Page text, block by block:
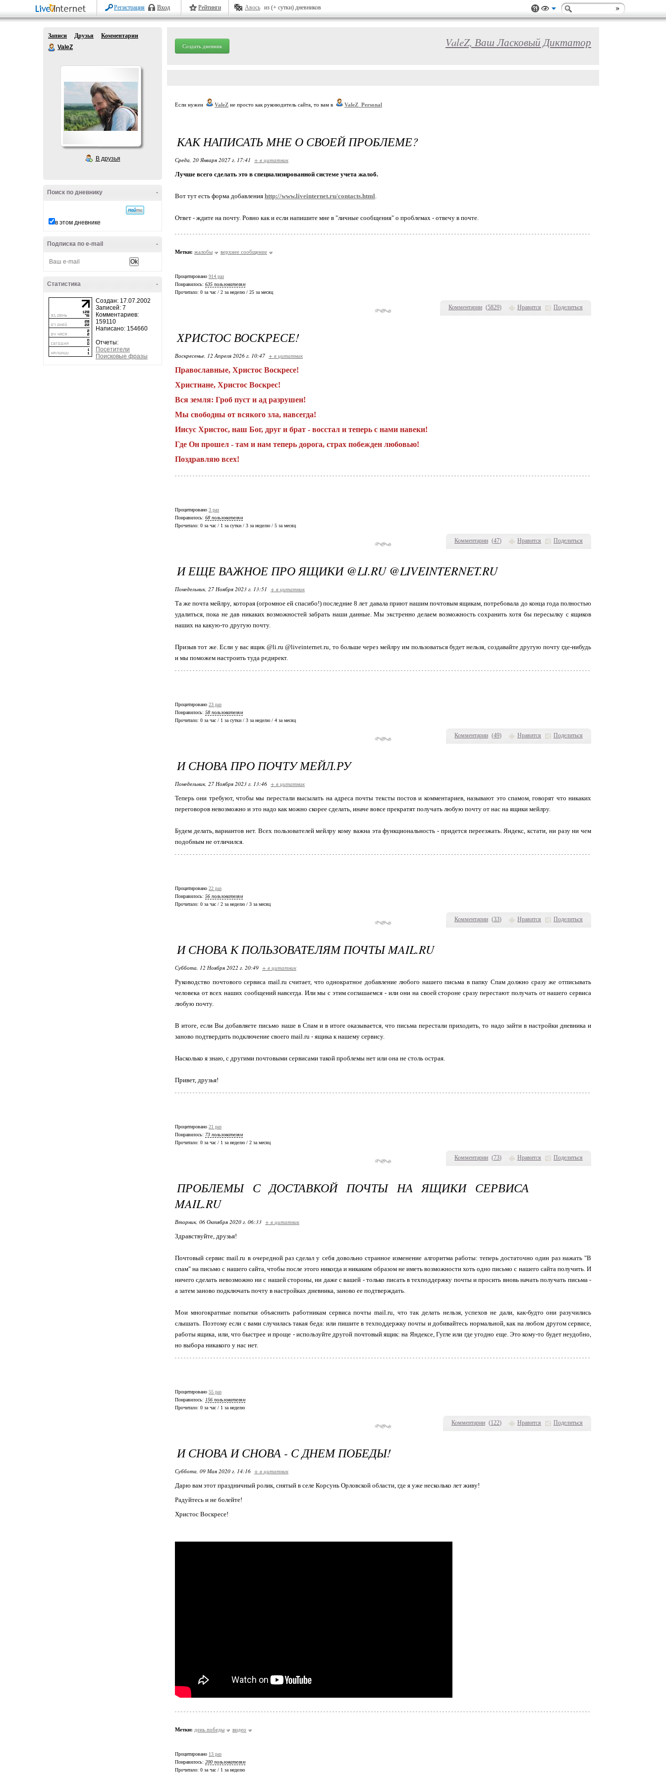
Регистрация Вход Рейтинги Авось из (+ сутки) дневников
Записи Друзья
Комментарии
ValeZ
В друзья
-
Поиск по дневнику
в этом дневнике
-
Подписка по e-mail
-
Статистика
Создан: 17.07.2002
Записей: 7
Комментариев:
159110
Написано: 154660
Отчеты:
Посетители
Поисковые фразы
Создать дневник ValeZ, Ваш Ласковый Диктатор
Если нужен ValeZ не просто как руководитель сайта, то вам в ValeZ_Personal
Комментарии (5829) Нравится Поделиться
КАК НАПИСАТЬ МНЕ О СВОЕЙ ПРОБЛЕМЕ?
Среда, 20 Января 2027 г. 17:41 + в цитатник
Лучше всего сделать это в специализированной системе учета жалоб.
Вот тут есть форма добавления http://www.liveinternet.ru/contacts.html.
Ответ - ждите на почту. Ровно как и если напишите мне в "личные сообщения" о проблемах - отвечу в почте.
Метки: жалобы верхнее сообщение
Процитировано 914 раз
Понравилось: 635 пользователям
Прочитало: 0 за час / 2 за неделю / 25 за месяц
Комментарии (47) Нравится Поделиться
ХРИСТОС ВОСКРЕСЕ!
Воскресенье, 12 Апреля 2026 г. 10:47 + в цитатник
Православные, Христос Воскресе!
Христиане, Христос Воскрес!
Вся земля: Гроб пуст и ад разрушен!
Мы свободны от всякого зла, навсегда!
Иисус Христос, наш Бог, друг и брат - восстал и теперь с нами навеки!
Где Он прошел - там и нам теперь дорога, страх побежден любовью!
Поздравляю всех!
Процитировано 3 раз
Понравилось: 68 пользователям
Прочитало: 0 за час / 1 за сутки / 3 за неделю / 5 за месяц
Комментарии (49) Нравится Поделиться
И ЕЩЕ ВАЖНОЕ ПРО ЯЩИКИ @LI.RU @LIVEINTERNET.RU
Понедельник, 27 Ноября 2023 г. 13:51 + в цитатник
Та же почта мейлру, которая (огромное ей спасибо!) последние 8 лет давала приют нашим почтовым ящикам, потребовала до конца года полностью
удалиться, пока не дав никаких возможностей забрать наши данные. Мы экстренно делаем возможность сохранить хотя бы пересылку с ящиков
наших на какую-то другую почту.
Призыв тот же. Если у вас ящик @li.ru @liveinternet.ru, то больше через мейлру им пользоваться будет нельзя, создавайте другую почту где-нибудь
и мы поможем настроить туда редирект.
Процитировано 23 раз
Понравилось: 58 пользователям
Прочитало: 0 за час / 1 за сутки / 3 за неделю / 4 за месяц
Комментарии (33) Нравится Поделиться
И СНОВА ПРО ПОЧТУ МЕЙЛ.РУ
Понедельник, 27 Ноября 2023 г. 13:46 + в цитатник
Теперь они требуют, чтобы мы перестали высылать на адреса почты тексты постов и комментариев, называют это спамом, говорят что никаких
переговоров невозможно и это надо как можно скорее сделать, иначе вовсе прекратят получать любую почту от нас на ящики мейлру.
Будем делать, вариантов нет. Всех пользователей мейлру кому важна эта функциональность - придется переезжать. Яндекс, кстати, ни разу ни чем
подобным не отличился.
Процитировано 22 раз
Понравилось: 56 пользователям
Прочитало: 0 за час / 2 за неделю / 3 за месяц
Комментарии (73) Нравится Поделиться
И СНОВА К ПОЛЬЗОВАТЕЛЯМ ПОЧТЫ MAIL.RU
Суббота, 12 Ноября 2022 г. 20:49 + в цитатник
Руководство почтового сервиса mail.ru считает, что однократное добавление любого нашего письма в папку Спам должно сразу же отписывать
человека от всех наших сообщений навсегда. Или мы с этим соглашаемся - или они на своей стороне сразу перестают получать от нашего сервиса
любую почту.
В итоге, если Вы добавляете письмо наше в Спам и в итоге оказывается, что письма перестали приходить, то надо зайти в настройки дневника и
заново подтвердить подключение своего mail.ru - ящика к нашему сервису.
Насколько я знаю, с другими почтовыми сервисами такой проблемы нет или она не столь острая.
Привет, друзья!
Процитировано 21 раз
Понравилось: 73 пользователям
Прочитало: 0 за час / 1 за неделю / 2 за месяц
Комментарии (122) Нравится Поделиться
ПРОБЛЕМЫ С ДОСТАВКОЙ ПОЧТЫ НА ЯЩИКИ СЕРВИСА
MAIL.RU
Вторник, 06 Октября 2020 г. 06:33 + в цитатник
Здравствуйте, друзья!
Почтовый сервис mail.ru в очередной раз сделал у себя довольно странное изменение алгоритма работы: теперь достаточно один раз нажать "В
спам" на письмо с нашего сайта, чтобы после этого никогда и никаким образом не иметь возможности хоть одно письмо с нашего сайта получить. И
ничего сделать невозможно ни с нашей стороны, ни даже с вашей - только писать в техподдержку почты и просить вновь начать получать письма -
а затем заново подключать почту в настройках дневника, заново ее подтверждать.
Мои многократные попытки объяснить работникам сервиса почты mail.ru, что так делать нельзя, успехов не дали, как-будто они разучились
слышать. Поэтому если с вами случилась такая беда: или пишите в техподдержку почты и добивайтесь нормальной, как на любом другом сервисе,
работы ящика, или, что быстрее и проще - используйте другой почтовый ящик: на Яндексе, Гугле или где угодно еще. Это кому-то будет неудобно,
но выбора никакого у нас нет.
Процитировано 55 раз
Понравилось: 156 пользователям
Прочитало: 0 за час / 1 за неделю
И СНОВА И СНОВА - С ДНЕМ ПОБЕДЫ!
Суббота, 09 Мая 2020 г. 14:16 + в цитатник
Дарю вам этот праздничный ролик, снятый в селе Корсунь Орловской области, где я уже несколько лет живу!
Радуйтесь и не болейте!
Христос Воскресе!
Метки: день победы видео
Процитировано 13 раз
Понравилось: 200 пользователям
Прочитало: 0 за час / 1 за неделю